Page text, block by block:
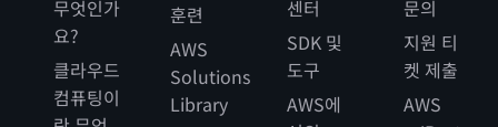
무엇인가
요?
클라우드
컴퓨팅이
훈련
AWS
Solutions
Library
센터
SDK 및
도구
AWS에
문의
지원 티
켓 제출
AWS